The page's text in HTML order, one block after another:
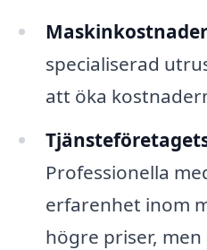
specialiserad
att öka
Professionella
erfarenhet inom
högre priser,